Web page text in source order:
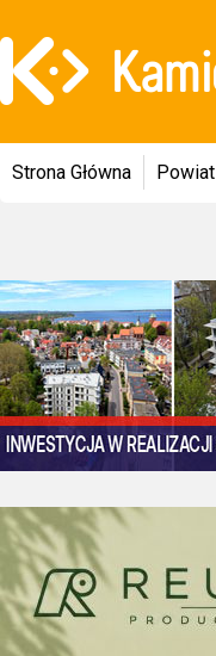
Strona Główna Powiat